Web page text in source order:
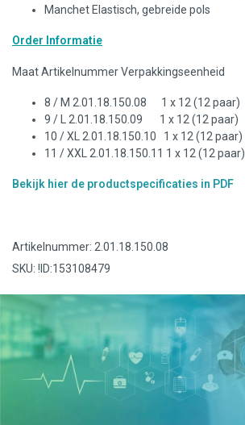
Manchet Elastisch, gebreide pols
Order Informatie
Maat Artikelnummer Verpakkingseenheid
8 / M 2.01.18.150.08 1 x 12 (12 paar)
9 / L 2.01.18.150.09 1 x 12 (12 paar)
10 / XL 2.01.18.150.10 1 x 12 (12 paar)
11 / XXL 2.01.18.150.11 1 x 12 (12 paar)
Bekijk hier de productspecificaties in PDF
Artikelnummer: 2.01.18.150.08
SKU: !ID:153108479